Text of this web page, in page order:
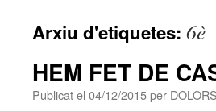
Arxiu d'etiquetes: 6è
HEM FET DE
Publicat el 04/12/2015per